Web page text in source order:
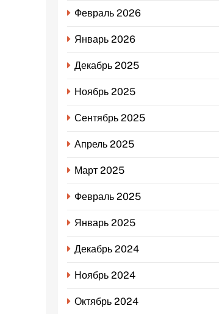
Февраль 2026
Январь 2026
Декабрь 2025
Ноябрь 2025
Сентябрь 2025
Апрель 2025
Март 2025
Февраль 2025
Январь 2025
Декабрь 2024
Ноябрь 2024
Октябрь 2024